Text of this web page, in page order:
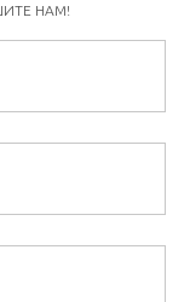
НАМ!